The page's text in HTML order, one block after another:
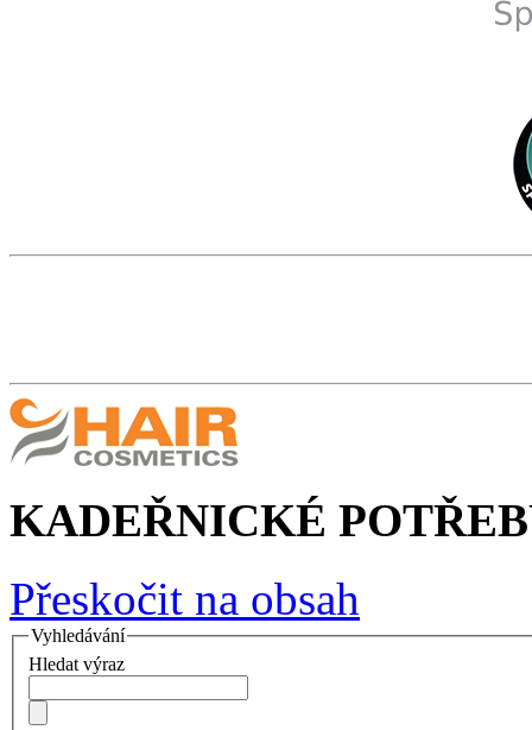
KADEŘNICKÉ
Přeskočit na obsah
Vyhledávání
Hledat výraz